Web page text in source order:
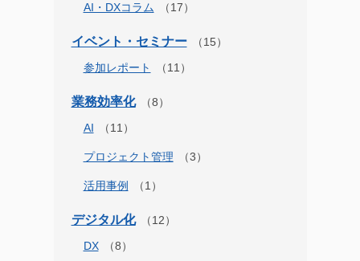
AI・DXコラム
イベント・セミナー
参加レポート
業務効率化
AI
プロジェクト管理
活用事例
デジタル化
DX